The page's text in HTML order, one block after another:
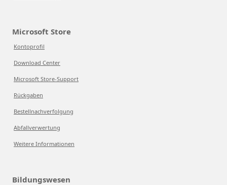
Microsoft Store
Kontoprofil
Download Center
Microsoft Store-Support
Rückgaben
Bestellnachverfolgung
Abfallverwertung
Weitere Informationen
Bildungswesen